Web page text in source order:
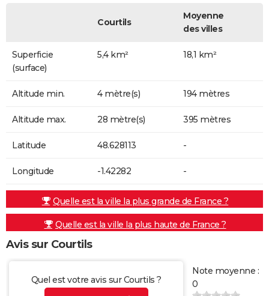
Courtils
Moyenne
des villes
Superficie
(surface)
5,4 km² 18,1 km²
Altitude min. 4 mètre(s) 194 mètres
Altitude max. 28 mètre(s) 395 mètres
Latitude 48.628113 -
Longitude -1.42282 -
Quelle est la ville la plus grande de France ?
Quelle est la ville la plus haute de France ?
Avis sur Courtils
Quel est votre avis sur Courtils ?
Note moyenne :
0